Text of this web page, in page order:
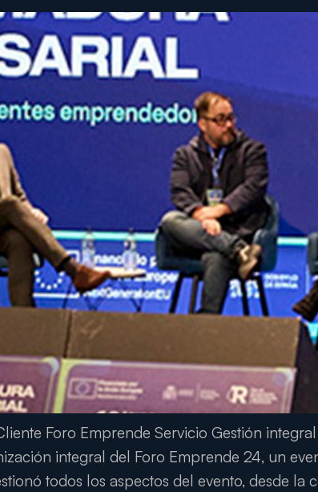
Foro Emprende Servicio Gestión
integral del Foro Emprende 24, un
todos los aspectos del evento, desde la